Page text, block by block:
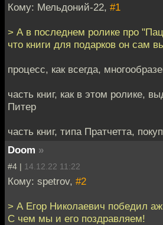
Кому: Мельдоний-22, #1
> А в последнем ролике про
что книги для подарков он сам
процесс, как всегда,
часть книг, как в этом ролике,
Питер
часть книг, типа Пратчетта,
Doom »
#4 | 14.12.22 11:22
Кому: spetrov, #2
> А Егор Николаевич победил
С чем мы и его поздравляем!